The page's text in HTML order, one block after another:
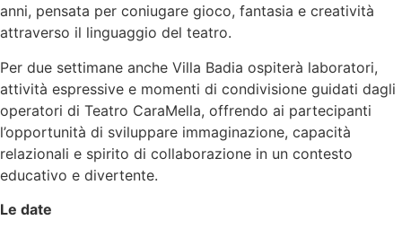
anni, pensata per coniugare gioco, fantasia e creatività
attraverso il linguaggio del teatro.
Per due settimane anche Villa Badia ospiterà laboratori,
attività espressive e momenti di condivisione guidati dagli
operatori di Teatro CaraMella, offrendo ai partecipanti
l’opportunità di sviluppare immaginazione, capacità
relazionali e spirito di collaborazione in un contesto
educativo e divertente.
Le date